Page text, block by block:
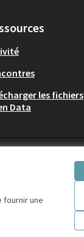
fournir une
les fichiers
Data